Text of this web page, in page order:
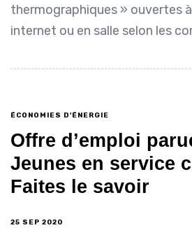
thermographiques » ouvertes
internet ou en salle selon les
ÉCONOMIES D'ÉNERGIE
Offre d’emploi
Jeunes en service
Faites le savoir
25 SEP 2020